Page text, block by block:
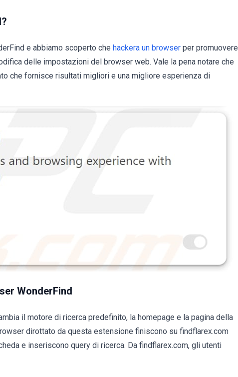
e abbiamo scoperto che hackera un browser per promuovere
delle impostazioni del browser web. Vale la pena notare che
che fornisce risultati migliori e una migliore esperienza di
WonderFind
il motore di ricerca predefinito, la homepage e la pagina della
dirottato da questa estensione finiscono su findflarex.com
e inseriscono query di ricerca. Da findflarex.com, gli utenti